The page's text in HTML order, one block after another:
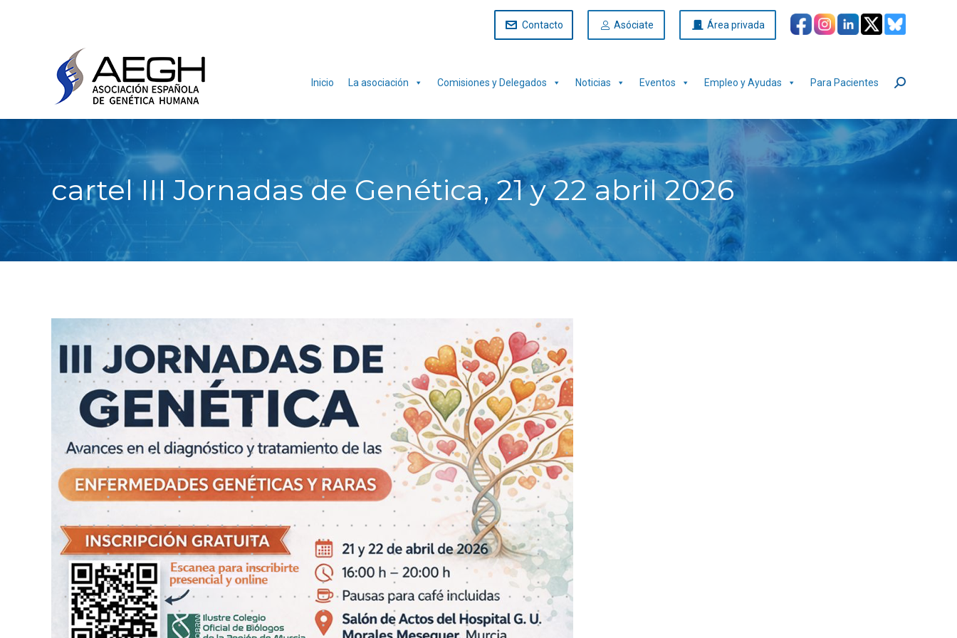
Contacto Asóciate Área privada
Inicio La asociación Comisiones y Delegados Noticias Eventos Empleo y Ayudas Para Pacientes Buscar:
cartel III Jornadas de Genética, 21 y 22 abril 2026